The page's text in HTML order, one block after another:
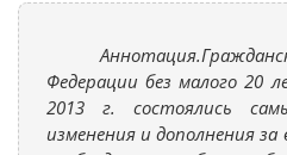
Федерации без малого 20
2013 г. состоялись
изменения и дополнения